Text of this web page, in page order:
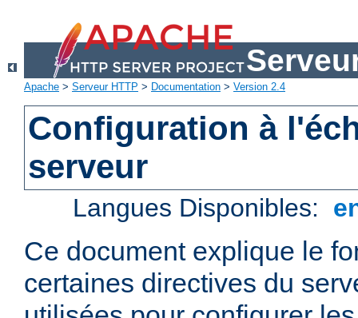
Apache > Serveur HTTP > Documentation > Version 2.4
Configuration à
serveur
Langues Disponibles:
Ce document explique le
certaines directives du